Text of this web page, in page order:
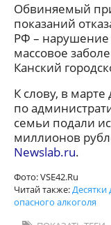
Обвиняемый
показаний
РФ – нарушение
массовое
Канский
К слову, в
по
семьи подали
миллионов
Newslab.ru.
Фото: VSE42.Ru
Читай также:Десятки
опасного алкоголя